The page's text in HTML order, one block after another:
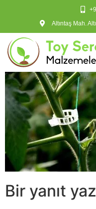
Altıntaş Mah.
Bir yanıt